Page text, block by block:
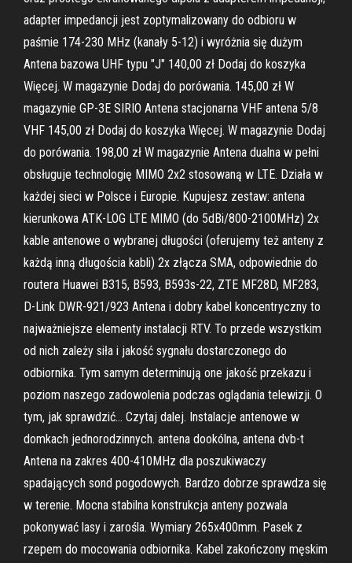
adapter impedancji jest zoptymalizowany do odbioru w
paśmie 174-230 MHz (kanały 5-12) i wyróżnia się dużym
Antena bazowa UHF typu "J" 140,00 zł Dodaj do koszyka
Więcej. W magazynie Dodaj do porówania. 145,00 zł W
magazynie GP-3E SIRIO Antena stacjonarna VHF antena 5/8
VHF 145,00 zł Dodaj do koszyka Więcej. W magazynie Dodaj
do porówania. 198,00 zł W magazynie Antena dualna w pełni
obsługuje technologię MIMO 2x2 stosowaną w LTE. Działa w
każdej sieci w Polsce i Europie. Kupujesz zestaw: antena
kierunkowa ATK-LOG LTE MIMO (do 5dBi/800-2100MHz) 2x
kable antenowe o wybranej długości (oferujemy też anteny z
każdą inną długościa kabli) 2x złącza SMA, odpowiednie do
routera Huawei B315, B593, B593s-22, ZTE MF28D, MF283,
D-Link DWR-921/923 Antena i dobry kabel koncentryczny to
najważniejsze elementy instalacji RTV. To przede wszystkim
od nich zależy siła i jakość sygnału dostarczonego do
odbiornika. Tym samym determinują one jakość przekazu i
poziom naszego zadowolenia podczas oglądania telewizji. O
tym, jak sprawdzić… Czytaj dalej. Instalacje antenowe w
domkach jednorodzinnych. antena dookólna, antena dvb-t
Antena na zakres 400-410MHz dla poszukiwaczy
spadających sond pogodowych. Bardzo dobrze sprawdza się
w terenie. Mocna stabilna konstrukcja anteny pozwala
pokonywać lasy i zarośla. Wymiary 265x400mm. Pasek z
rzepem do mocowania odbiornika. Kabel zakończony męskim